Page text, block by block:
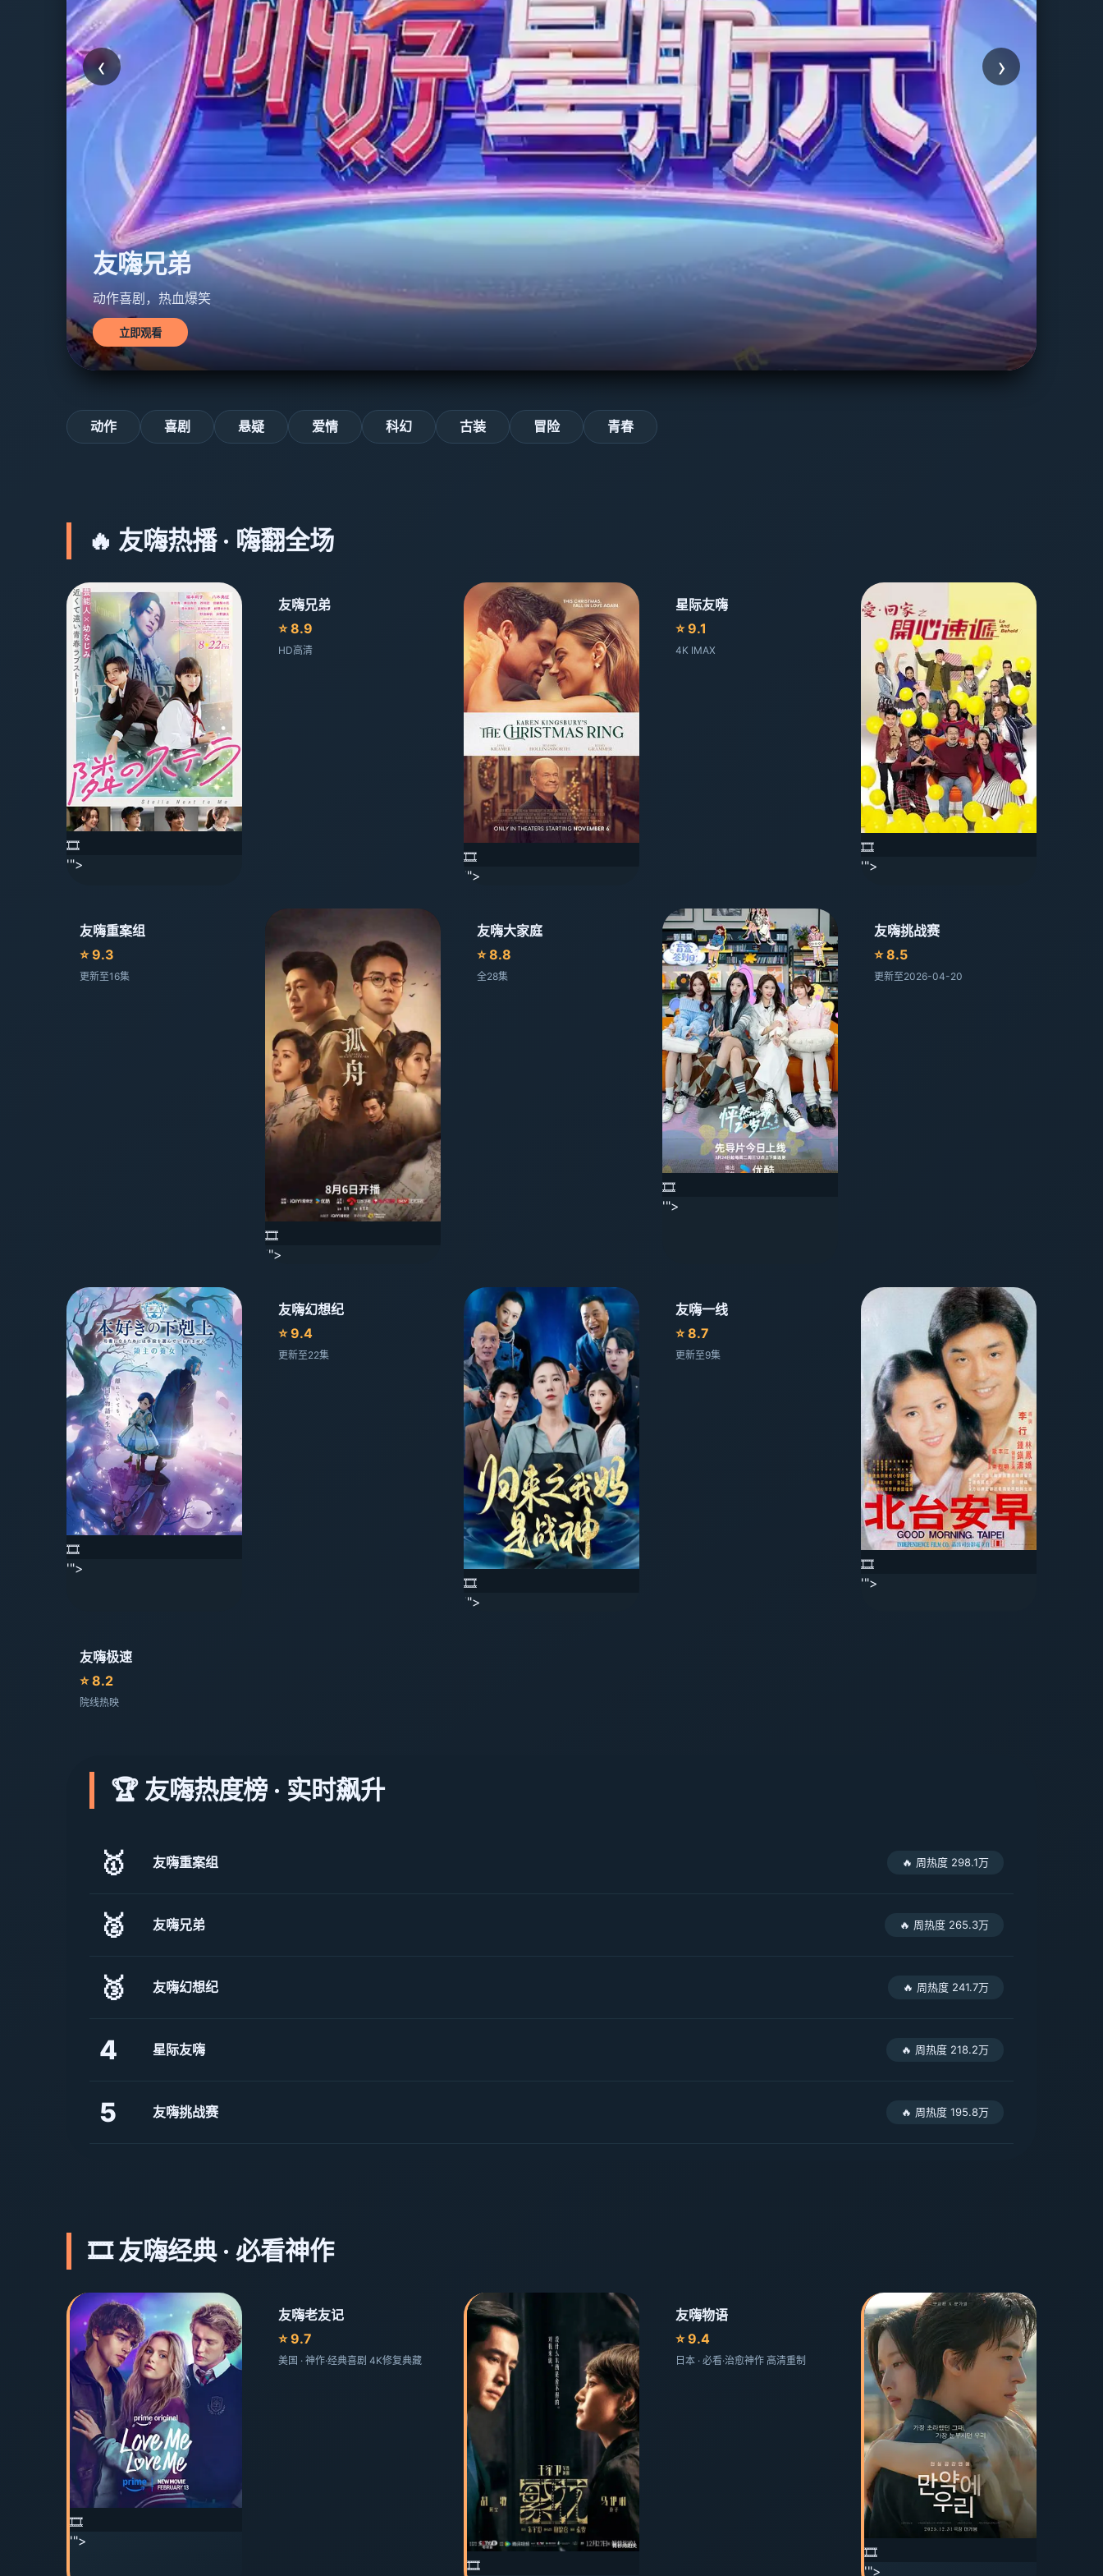
星际友嗨
科幻冒险，宇宙狂欢
立即观看
‹ ›
动作 喜剧 悬疑 爱情 科幻 古装 冒险 青春
🔥 友嗨热播 · 嗨翻全场
🎞️
'">
友嗨兄弟
⭐ 8.9
HD高清
🎞️
'">
星际友嗨
⭐ 9.1
4K IMAX
🎞️
'">
友嗨重案组
⭐ 9.3
更新至16集
🎞️
'">
友嗨大家庭
⭐ 8.8
全28集
🎞️
'">
友嗨挑战赛
⭐ 8.5
更新至2026-04-20
🎞️
'">
友嗨幻想纪
⭐ 9.4
更新至22集
🎞️
'">
友嗨一线
⭐ 8.7
更新至9集
🎞️
'">
友嗨极速
⭐ 8.2
院线热映
🏆 友嗨热度榜 · 实时飙升
🥇 友嗨重案组 🔥 周热度 298.1万
🥈 友嗨兄弟 🔥 周热度 265.3万
🥉 友嗨幻想纪 🔥 周热度 241.7万
4 星际友嗨 🔥 周热度 218.2万
5 友嗨挑战赛 🔥 周热度 195.8万
🎞️ 友嗨经典 · 必看神作
🎞️
'">
友嗨老友记
⭐ 9.7
美国 · 神作·经典喜剧 4K修复典藏
🎞️
友嗨物语
⭐ 9.4
日本 · 必看·治愈神作 高清重制
🎞️
'">